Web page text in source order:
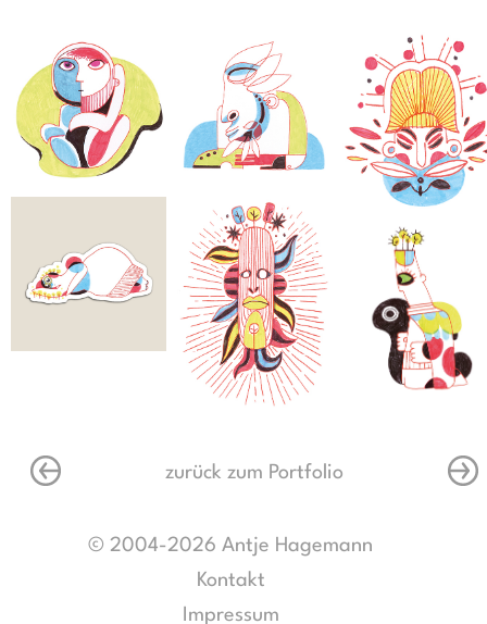
zurück zum Portfolio
© 2004-2026 Antje Hagemann
Kontakt
Impressum